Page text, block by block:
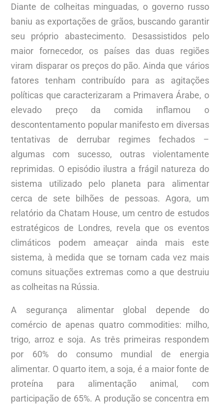
Diante de colheitas minguadas, o governo russo
baniu as exportações de grãos, buscando garantir
seu próprio abastecimento. Desassistidos pelo
maior fornecedor, os países das duas regiões
viram disparar os preços do pão. Ainda que vários
fatores tenham contribuído para as agitações
políticas que caracterizaram a Primavera Árabe, o
elevado preço da comida inflamou o
descontentamento popular manifesto em diversas
tentativas de derrubar regimes fechados –
algumas com sucesso, outras violentamente
reprimidas. O episódio ilustra a frágil natureza do
sistema utilizado pelo planeta para alimentar
cerca de sete bilhões de pessoas. Agora, um
relatório da Chatam House, um centro de estudos
estratégicos de Londres, revela que os eventos
climáticos podem ameaçar ainda mais este
sistema, à medida que se tornam cada vez mais
comuns situações extremas como a que destruiu
as colheitas na Rússia.
A segurança alimentar global depende do
comércio de apenas quatro commodities: milho,
trigo, arroz e soja. As três primeiras respondem
por 60% do consumo mundial de energia
alimentar. O quarto item, a soja, é a maior fonte de
proteína para alimentação animal, com
participação de 65%. A produção se concentra em